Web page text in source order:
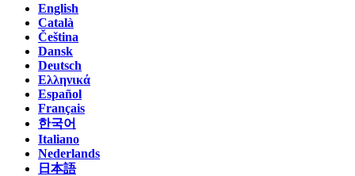
English
Català
Čeština
Dansk
Deutsch
Ελληνικά
Español
Français
한국어
Italiano
Nederlands
日本語